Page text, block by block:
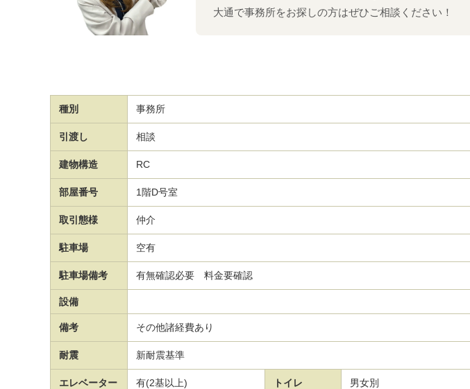
大通で事務所をお探しの方はぜひご相談ください！
種別 事務所
引渡し 相談
建物構造 RC
部屋番号 1階D号室
取引態様 仲介
駐車場 空有
駐車場備考 有無確認必要 料金要確認
設備
備考 その他諸経費あり
耐震 新耐震基準
エレベーター 有(2基以上) トイレ 男女別